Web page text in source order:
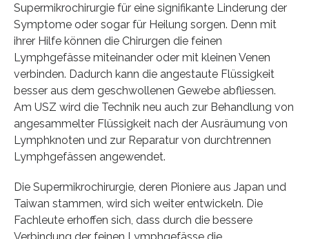
Supermikrochirurgie für eine signifikante Linderung der
Symptome oder sogar für Heilung sorgen. Denn mit
ihrer Hilfe können die Chirurgen die feinen
Lymphgefässe miteinander oder mit kleinen Venen
verbinden. Dadurch kann die angestaute Flüssigkeit
besser aus dem geschwollenen Gewebe abfliessen.
Am USZ wird die Technik neu auch zur Behandlung von
angesammelter Flüssigkeit nach der Ausräumung von
Lymphknoten und zur Reparatur von durchtrennen
Lymphgefässen angewendet.
Die Supermikrochirurgie, deren Pioniere aus Japan und
Taiwan stammen, wird sich weiter entwickeln. Die
Fachleute erhoffen sich, dass durch die bessere
Verbindung der feinen Lymphgefässe die